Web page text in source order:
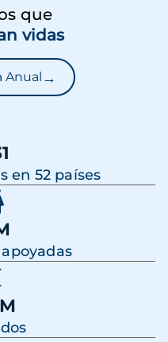
que
vidas
Anual →
en 52 países